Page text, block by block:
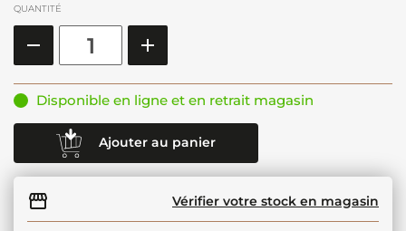
QUANTITÉ
Disponible en ligne et en retrait magasin
Ajouter au panier
Vérifier votre stock en magasin